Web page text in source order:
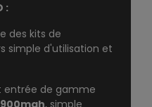
:
des kits de
simple d'utilisation et
entrée de gamme
, simple